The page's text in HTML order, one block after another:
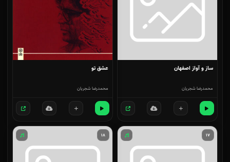
ساز و آواز اصفهان
محمدرضا شجریان
عشق تو
محمدرضا شجریان
۱۷ ۱۸